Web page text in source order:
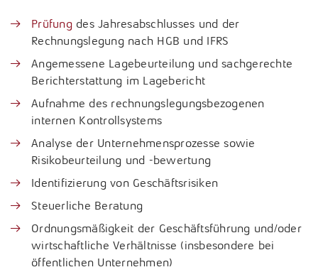
Prüfungdes Jahresabschlusses und der
Rechnungslegung nach HGB und IFRS
Angemessene Lagebeurteilung und sachgerechte
Berichterstattung im Lagebericht
Aufnahme des rechnungslegungsbezogenen
internen Kontrollsystems
Analyse der Unternehmensprozesse sowie
Risikobeurteilung und -bewertung
Identifizierung von Geschäftsrisiken
Steuerliche Beratung
Ordnungsmäßigkeit der Geschäftsführung und/oder
wirtschaftliche Verhältnisse (insbesondere bei
öffentlichen Unternehmen)